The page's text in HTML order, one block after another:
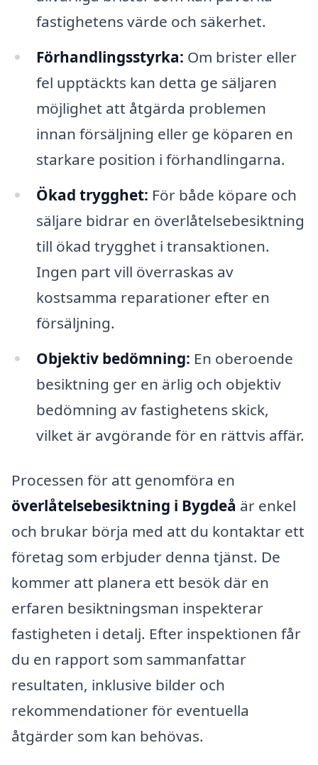
fastighetens värde och säkerhet.
Förhandlingsstyrka: Om brister eller
fel upptäckts kan detta ge säljaren
möjlighet att åtgärda problemen
innan försäljning eller ge köparen en
starkare position i förhandlingarna.
Ökad trygghet: För både köpare och
säljare bidrar en överlåtelsebesiktning
till ökad trygghet i transaktionen.
Ingen part vill överraskas av
kostsamma reparationer efter en
försäljning.
Objektiv bedömning: En oberoende
besiktning ger en ärlig och objektiv
bedömning av fastighetens skick,
vilket är avgörande för en rättvis affär.
Processen för att genomföra en
överlåtelsebesiktning i Bygdeå är enkel
och brukar börja med att du kontaktar ett
företag som erbjuder denna tjänst. De
kommer att planera ett besök där en
erfaren besiktningsman inspekterar
fastigheten i detalj. Efter inspektionen får
du en rapport som sammanfattar
resultaten, inklusive bilder och
rekommendationer för eventuella
åtgärder som kan behövas.